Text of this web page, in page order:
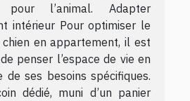
l’animal. Adapter
intérieur Pour optimiser le
chien en appartement, il est
penser l’espace de vie en
de ses besoins spécifiques.
dédié, muni d’un panier